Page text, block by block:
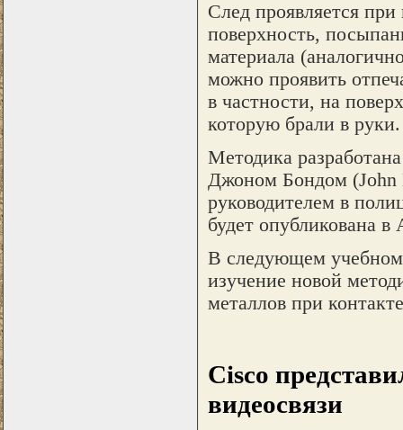
След проявляется
поверхность,
материала
можно проявить
в частности, на
которую брали в руки.
Методика
Джоном Бондом (John
руководителем в
будет опубликована
В следующем учебном
изучение новой
металлов при
Cisco
видеосвязи